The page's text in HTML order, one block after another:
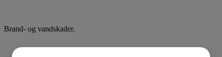
Brand- og vandskader.